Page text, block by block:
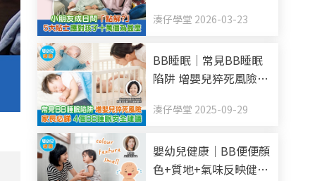
湊仔學堂 2026-03-23
BB睡眠｜常見BB睡眠
陷阱 增嬰兒猝死風險
全建議
湊仔學堂 2025-09-29
嬰幼兒健康｜BB便便顏
色+質地+氣味反映健康